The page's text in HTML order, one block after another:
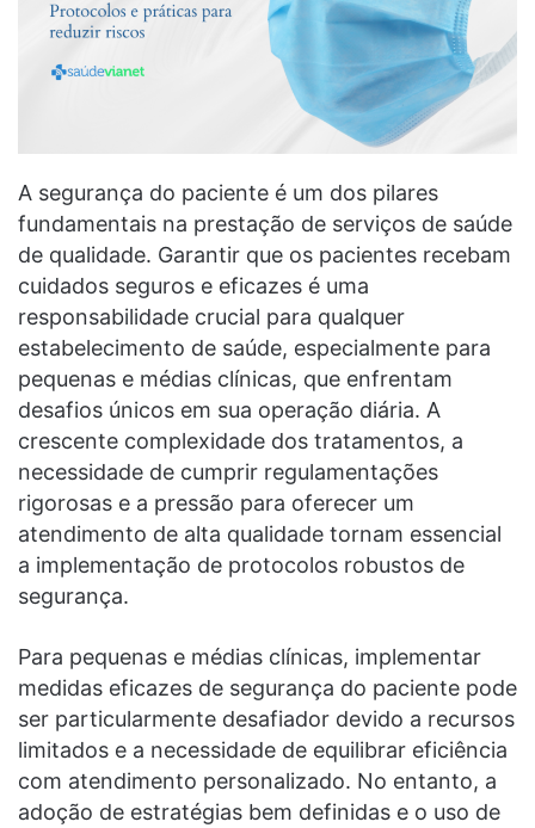
A segurança do paciente é um dos pilares
fundamentais na prestação de serviços de saúde
de qualidade. Garantir que os pacientes recebam
cuidados seguros e eficazes é uma
responsabilidade crucial para qualquer
estabelecimento de saúde, especialmente para
pequenas e médias clínicas, que enfrentam
desafios únicos em sua operação diária. A
crescente complexidade dos tratamentos, a
necessidade de cumprir regulamentações
rigorosas e a pressão para oferecer um
atendimento de alta qualidade tornam essencial
a implementação de protocolos robustos de
segurança.
Para pequenas e médias clínicas, implementar
medidas eficazes de segurança do paciente pode
ser particularmente desafiador devido a recursos
limitados e a necessidade de equilibrar eficiência
com atendimento personalizado. No entanto, a
adoção de estratégias bem definidas e o uso de